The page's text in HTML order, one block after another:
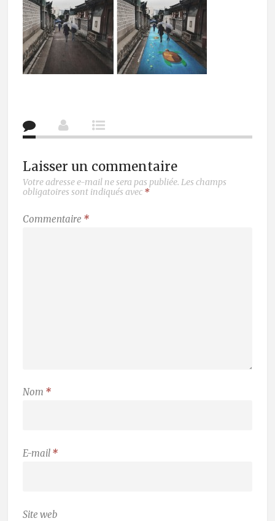
Laisser un commentaire
Votre adresse e-mail ne sera pas publiée. Les champs
obligatoires sont indiqués avec *
Commentaire *
Nom *
E-mail *
Site web